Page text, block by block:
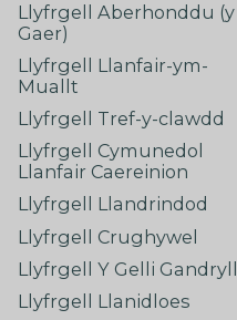
Llyfrgell Aberhonddu (y
Gaer)
Llyfrgell Llanfair-ym-
Muallt
Llyfrgell Tref-y-clawdd
Llyfrgell Cymunedol
Llanfair Caereinion
Llyfrgell Llandrindod
Llyfrgell Crughywel
Llyfrgell Y Gelli Gandryll
Llyfrgell Llanidloes